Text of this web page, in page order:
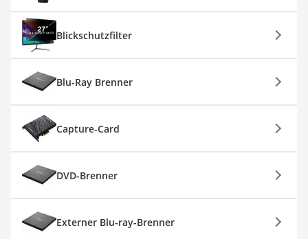
Blickschutzfilter
Blu-Ray Brenner
Capture-Card
DVD-Brenner
Externer Blu-ray-Brenner